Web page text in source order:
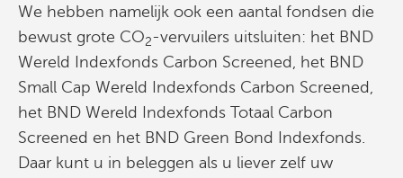
We hebben namelijk ook een aantal fondsen die
bewust grote CO2-vervuilers uitsluiten: het BND
Wereld Indexfonds Carbon Screened, het BND
Small Cap Wereld Indexfonds Carbon Screened,
het BND Wereld Indexfonds Totaal Carbon
Screened en het BND Green Bond Indexfonds.
Daar kunt u in beleggen als u liever zelf uw